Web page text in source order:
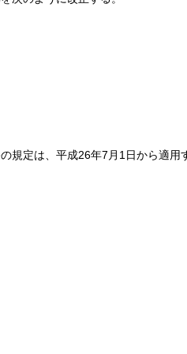
規定は、平成26年7月1日から適用